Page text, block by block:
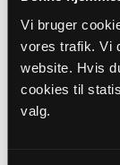
Vi bruger
vores trafik. Vi
website. Hvis
cookies til
valg.
Tidspunkt
kl. 10:30
Præst
Inger